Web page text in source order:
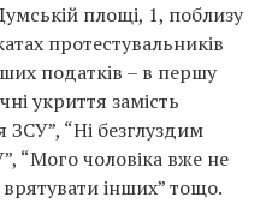
площі, 1, поблизу
протестувальників
податків – в першу
укриття замість
“Ні безглуздим
“Мого чоловіка вже не
інших” тощо.